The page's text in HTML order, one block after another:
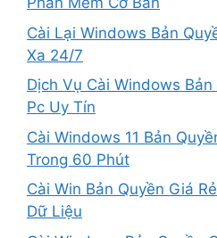
Cài Lại Windows Bản
Xa 24/7
Dịch Vụ Cài Windows
Pc Uy Tín
Cài Windows 11 Bản
Trong 60 Phút
Cài Win Bản Quyền Giá
Dữ Liệu